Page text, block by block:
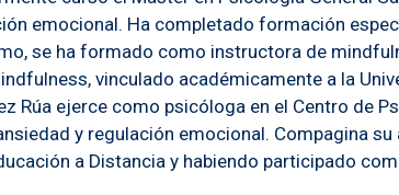
emocional. Ha completado formación
se ha formado como instructora de
vinculado académicamente a la
Rúa ejerce como psicóloga en el Centro de
y regulación emocional. Compagina
a Distancia y habiendo participado